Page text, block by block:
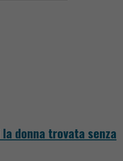
la donna trovata senza